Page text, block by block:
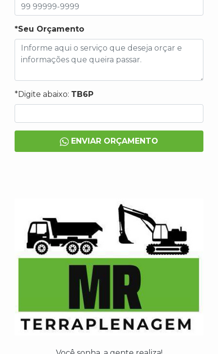
*Seu Orçamento
*Digite abaixo: TB6P
ENVIAR ORÇAMENTO